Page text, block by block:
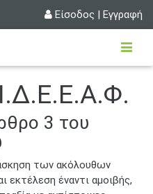
Είσοδος | Εγγραφή
3 του
των ακόλουθων
εκτέλεση έναντι αμοιβής,